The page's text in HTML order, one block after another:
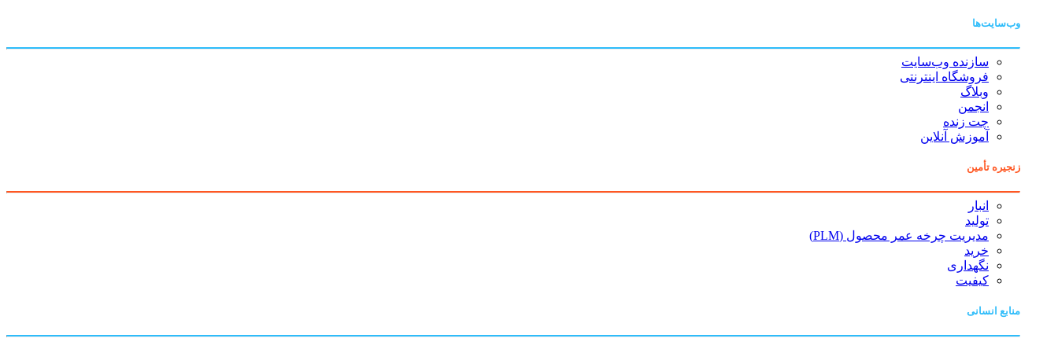
وب‌سایت‌ها
سازنده وب‌سایت
فروشگاه اینترنتی
وبلاگ
انجمن
چت زنده
آموزش آنلاین
زنجیره تأمین
انبار
تولید
مدیریت چرخه عمر محصول (PLM)
خرید
نگهداری
کیفیت
منابع انسانی